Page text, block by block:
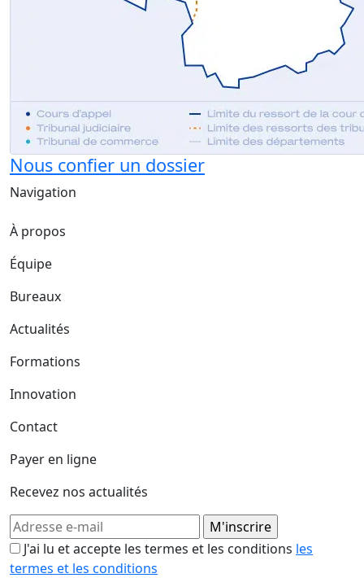
Nous confier un dossier
Navigation
À propos
Équipe
Bureaux
Actualités
Formations
Innovation
Contact
Payer en ligne
Recevez nos actualités
J'ai lu et accepte les termes et les conditions les
termes et les conditions